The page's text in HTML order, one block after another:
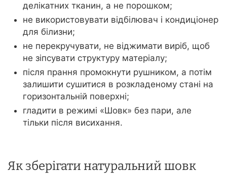
делікатних тканин, а не порошком;
не використовувати відбілювач і кондиціонер
для білизни;
не перекручувати, не віджимати виріб, щоб
не зіпсувати структуру матеріалу;
після прання промокнути рушником, а потім
залишити сушитися в розкладеному стані на
горизонтальній поверхні;
гладити в режимі «Шовк» без пари, але
тільки після висихання.
Як зберігати натуральний шовк